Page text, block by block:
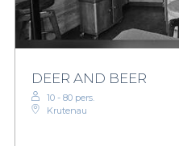
DEER AND BEER
10 - 80 pers.
Krutenau